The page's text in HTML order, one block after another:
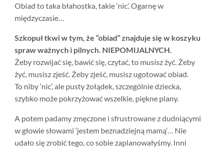
Obiad to taka błahostka, takie ‘nic’. Ogarnę w
międzyczasie…
Szkopuł tkwi w tym, że “obiad” znajduje się w koszyku
spraw ważnych i pilnych. NIEPOMIJALNYCH.
Żeby rozwijać się, bawić się, czytać, to musisz żyć. Żeby
żyć, musisz zjeść. Żeby zjeść, musisz ugotować obiad.
To niby ‘nic’, ale pusty żołądek, szczególnie dziecka,
szybko może pokrzyżować wszelkie, piękne plany.
A potem padamy zmęczone i sfrustrowane z dudniącymi
w głowie słowami ‘jestem beznadziejną mamą’… Nie
udało się zrobić tego, co sobie zaplanowałyśmy. Inni